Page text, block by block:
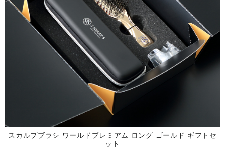
スカルプブラシ ワールドプレミアム ロング ゴールド ギフトセ
ット